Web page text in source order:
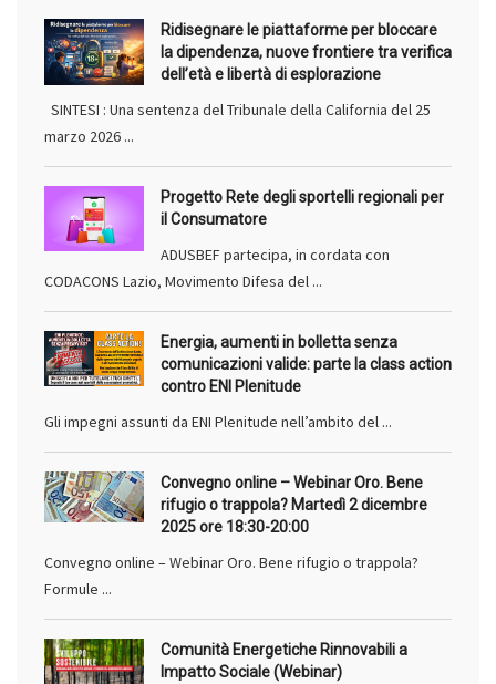
Ridisegnare le piattaforme per bloccare
la dipendenza, nuove frontiere tra verifica
dell’età e libertà di esplorazione
SINTESI : Una sentenza del Tribunale della California del 25
marzo 2026 ...
Progetto Rete degli sportelli regionali per
il Consumatore
ADUSBEF partecipa, in cordata con
CODACONS Lazio, Movimento Difesa del ...
Energia, aumenti in bolletta senza
comunicazioni valide: parte la class action
contro ENI Plenitude
Gli impegni assunti da ENI Plenitude nell’ambito del ...
Convegno online – Webinar Oro. Bene
rifugio o trappola? Martedì 2 dicembre
2025 ore 18:30-20:00
Convegno online – Webinar Oro. Bene rifugio o trappola?
Formule ...
Comunità Energetiche Rinnovabili a
Impatto Sociale (Webinar)